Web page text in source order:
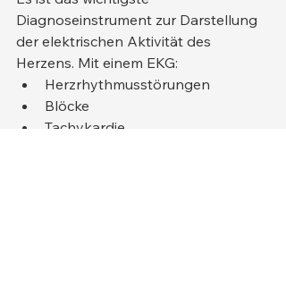
Diagnoseinstrument zur Darstellung
der elektrischen Aktivität des
Herzens. Mit einem EKG:
Herzrhythmusstörungen
Blöcke
Tachykardie